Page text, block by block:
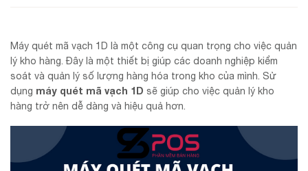
Máy quét mã vạch 1D là một công cụ quan trọng cho việc quản
lý kho hàng. Đây là một thiết bị giúp các doanh nghiệp kiểm
soát và quản lý số lượng hàng hóa trong kho của mình. Sử
dụng máy quét mã vạch 1D sẽ giúp cho việc quản lý kho
hàng trở nên dễ dàng và hiệu quả hơn.